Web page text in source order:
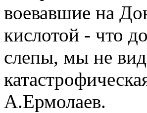
воевавшие на
кислотой - что
слепы, мы не
А.Ермолаев.